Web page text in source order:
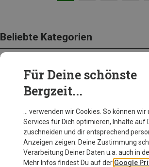
Beliebte Kategorien
BEKLEIDUNG
Für Deine schönste
Bergzeit...
… verwenden wir Cookies. So können wir
Services für Dich optimieren, Inhalte auf
zuschneiden und dir entsprechend
Anzeigen zeigen. Deine Zustimmung
Verarbeitung Deiner Daten u.a. auch in
Mehr Infos findest Du auf der Google